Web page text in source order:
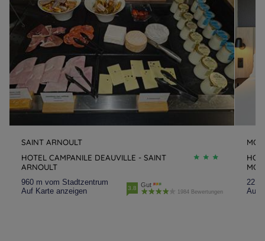
SAINT ARNOULT
HOTEL CAMPANILE DEAUVILLE - SAINT
ARNOULT
960 m vom Stadtzentrum
Auf Karte anzeigen
3.8 Gut
1984 Bewertungen
22.8
Auf